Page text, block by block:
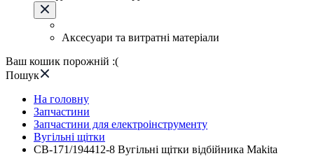
Аксесуари та витратні матеріали
Ваш кошик порожній :(
Пошук
На головну
Запчастини
Запчастини для електроінструменту
Вугільні щітки
CB-171/194412-8 Вугільні щітки відбійника Makita